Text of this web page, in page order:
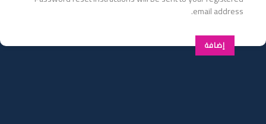
email address.